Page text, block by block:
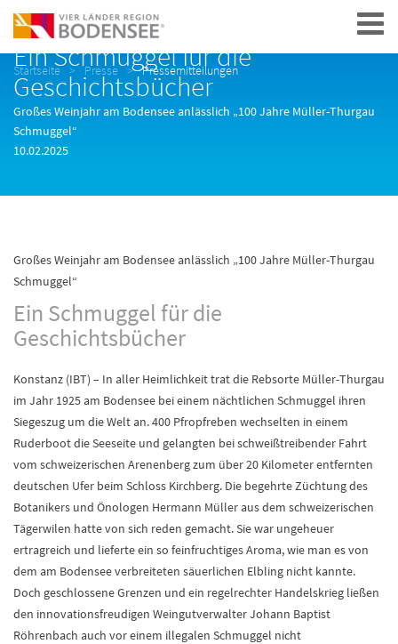
Navigation
Startseite Presse Pressemitteilungen
Ein Schmuggel für die
Geschichtsbücher
Großes Weinjahr am Bodensee anlässlich „100 Jahre Müller-Thurgau
Schmuggel“
10.02.2025
Großes Weinjahr am Bodensee anlässlich „100 Jahre Müller-Thurgau
Schmuggel“
Ein Schmuggel für die
Geschichtsbücher
Konstanz (IBT) – In aller Heimlichkeit trat die Rebsorte Müller-Thurgau
im Jahr 1925 am Bodensee bei einem nächtlichen Schmuggel ihren
Siegeszug um die Welt an. 400 Pfropfreben wechselten in einem
Ruderboot die Seeseite und gelangten bei schweißtreibender Fahrt
vom schweizerischen Arenenberg zum über 20 Kilometer entfernten
deutschen Ufer beim Schloss Kirchberg. Die begehrte Züchtung des
Botanikers und Önologen Hermann Müller aus dem schweizerischen
Tägerwilen hatte von sich reden gemacht. Sie war ungeheuer
ertragreich und lieferte ein so feinfruchtiges Aroma, wie man es von
dem am Bodensee verbreiteten säuerlichen Elbling nicht kannte.
Doch geschlossene Grenzen und ein regelrechter Handelskrieg ließen
den innovationsfreudigen Weingutverwalter Johann Baptist
Röhrenbach auch vor einem illegalen Schmuggel nicht